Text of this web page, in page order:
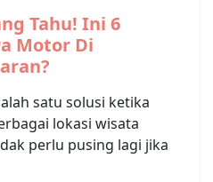
Tahu! Ini 6
Motor Di
satu solusi ketika
lokasi wisata
perlu pusing lagi jika